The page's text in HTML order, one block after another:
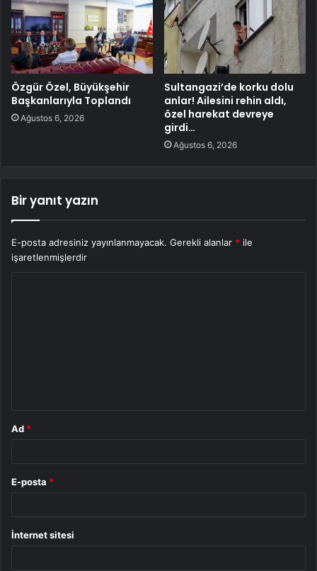
Özgür Özel, Büyükşehir
Başkanlarıyla Toplandı
Ağustos 6, 2026
Sultangazi’de korku dolu
anlar! Ailesini rehin aldı,
özel harekat devreye
girdi…
Ağustos 6, 2026
Bir yanıt yazın
E-posta adresiniz yayınlanmayacak. Gerekli alanlar * ile
işaretlenmişlerdir
Ad *
E-posta *
İnternet sitesi